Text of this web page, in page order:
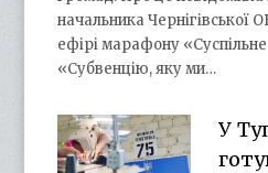
начальника
ефірі марафону
«Субвенцію, яку ми…
У